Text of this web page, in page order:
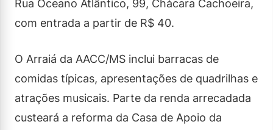
Rua Oceano Atlântico, 99, Chácara Cachoeira,
com entrada a partir de R$ 40.
O Arraiá da AACC/MS inclui barracas de
comidas típicas, apresentações de quadrilhas e
atrações musicais. Parte da renda arrecadada
custeará a reforma da Casa de Apoio da